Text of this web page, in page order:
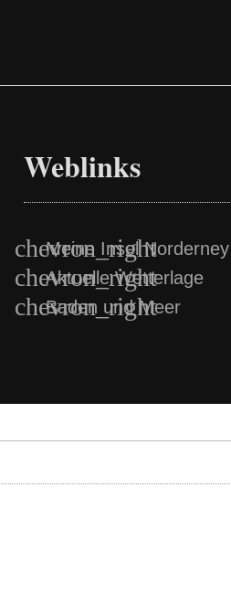
Weblinks
Meine Insel Norderney
Aktuelle Wetterlage
Baden und Meer